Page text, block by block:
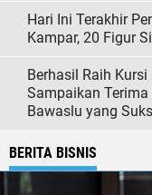
Hari Ini Terakhir
Kampar, 20 Figur
Berhasil Raih Kursi
Sampaikan Terima
Bawaslu yang
BERITA BISNIS